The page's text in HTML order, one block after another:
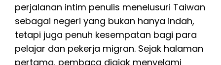
perjalanan intim penulis menelusuri Taiwan
sebagai negeri yang bukan hanya indah,
tetapi juga penuh kesempatan bagi para
pelajar dan pekerja migran. Sejak halaman
pertama, pembaca diajak menyelami